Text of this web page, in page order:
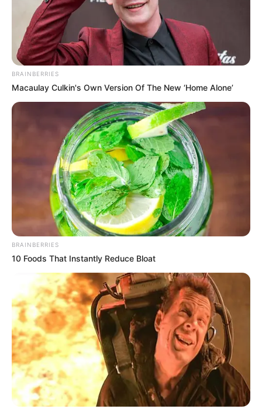
BRAINBERRIES
Macaulay Culkin's Own Version Of The New ‘Home Alone’
BRAINBERRIES
10 Foods That Instantly Reduce Bloat